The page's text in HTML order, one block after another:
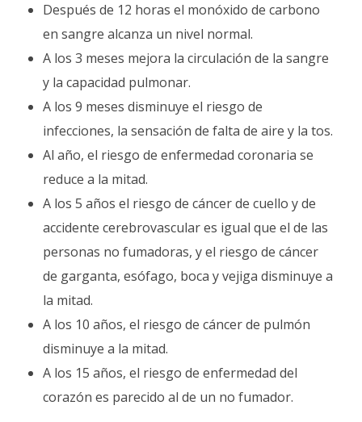
Después de 12 horas el monóxido de carbono
en sangre alcanza un nivel normal.
A los 3 meses mejora la circulación de la sangre
y la capacidad pulmonar.
A los 9 meses disminuye el riesgo de
infecciones, la sensación de falta de aire y la tos.
Al año, el riesgo de enfermedad coronaria se
reduce a la mitad.
A los 5 años el riesgo de cáncer de cuello y de
accidente cerebrovascular es igual que el de las
personas no fumadoras, y el riesgo de cáncer
de garganta, esófago, boca y vejiga disminuye a
la mitad.
A los 10 años, el riesgo de cáncer de pulmón
disminuye a la mitad.
A los 15 años, el riesgo de enfermedad del
corazón es parecido al de un no fumador.